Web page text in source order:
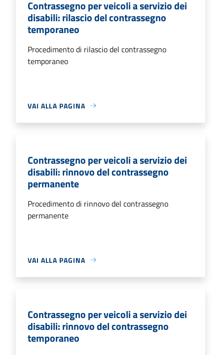
Contrassegno per veicoli a servizio dei
disabili: rilascio del contrassegno
temporaneo
Procedimento di rilascio del contrassegno
temporaneo
VAI ALLA PAGINA
Contrassegno per veicoli a servizio dei
disabili: rinnovo del contrassegno
permanente
Procedimento di rinnovo del contrassegno
permanente
VAI ALLA PAGINA
Contrassegno per veicoli a servizio dei
disabili: rinnovo del contrassegno
temporaneo